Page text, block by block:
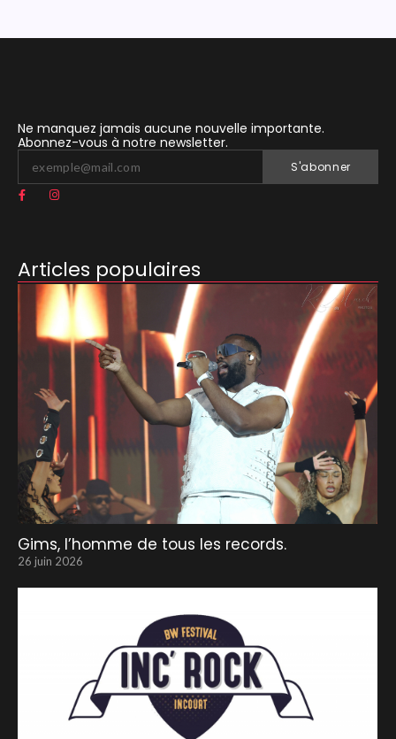
Ne manquez jamais aucune nouvelle importante.
Abonnez-vous à notre newsletter.
S'abonner
Articles populaires
Gims, l’homme de tous les records.
26 juin 2026